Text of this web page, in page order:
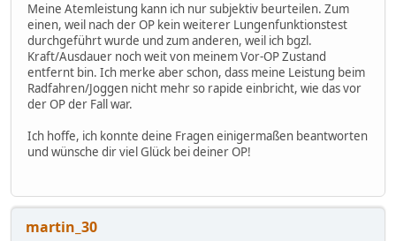
Meine Atemleistung kann ich nur subjektiv beurteilen. Zum
einen, weil nach der OP kein weiterer Lungenfunktionstest
durchgeführt wurde und zum anderen, weil ich bgzl.
Kraft/Ausdauer noch weit von meinem Vor-OP Zustand
entfernt bin. Ich merke aber schon, dass meine Leistung beim
Radfahren/Joggen nicht mehr so rapide einbricht, wie das vor
der OP der Fall war.
Ich hoffe, ich konnte deine Fragen einigermaßen beantworten
und wünsche dir viel Glück bei deiner OP!
martin_30